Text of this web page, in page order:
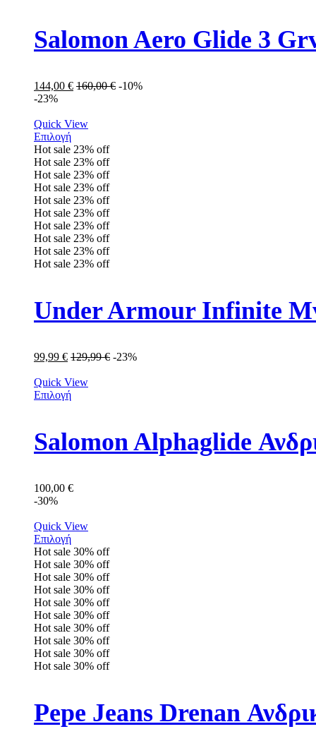
Salomon Aero Glide 3
144,00 € 160,00€ -10%
-23%
Quick View
Επιλογή
Hot sale 23% off
Hot sale 23% off
Hot sale 23% off
Hot sale 23% off
Hot sale 23% off
Hot sale 23% off
Hot sale 23% off
Hot sale 23% off
Hot sale 23% off
Hot sale 23% off
99,99 € 129,99€ -23%
Quick View
Επιλογή
Salomon Alphaglide
100,00 €
-30%
Quick View
Επιλογή
Hot sale 30% off
Hot sale 30% off
Hot sale 30% off
Hot sale 30% off
Hot sale 30% off
Hot sale 30% off
Hot sale 30% off
Hot sale 30% off
Hot sale 30% off
Hot sale 30% off
Pepe Jeans Drenan